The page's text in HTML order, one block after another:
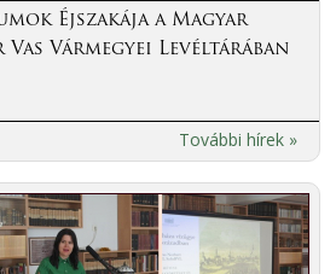
Éjszakája a Magyar
Vármegyei Levéltárában
További hírek »